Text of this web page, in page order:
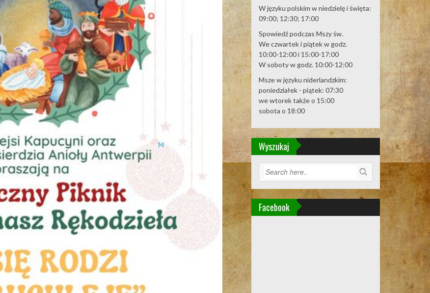
W języku polskim w niedzielę i święta:
09:00; 12:30; 17:00
Spowiedź podczas Mszy św.
We czwartek i piątek w godz.
10:00-12:00 i 15:00-17:00
W soboty w godz. 10:00-12:00
Msze w języku niderlandzkim:
poniedziałek - piątek: 07:30
we wtorek także o 15:00
sobota o 18:00
Wyszukaj
Facebook